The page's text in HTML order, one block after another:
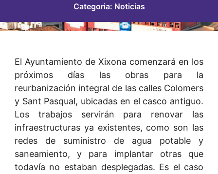
Categoria: Noticias
El Ayuntamiento de Xixona comenzará en los
próximos días las obras para la
reurbanización integral de las calles Colomers
y Sant Pasqual, ubicadas en el casco antiguo.
Los trabajos servirán para renovar las
infraestructuras ya existentes, como son las
redes de suministro de agua potable y
saneamiento, y para implantar otras que
todavía no estaban desplegadas. Es el caso